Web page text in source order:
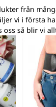
från
vi i första
så blir vi